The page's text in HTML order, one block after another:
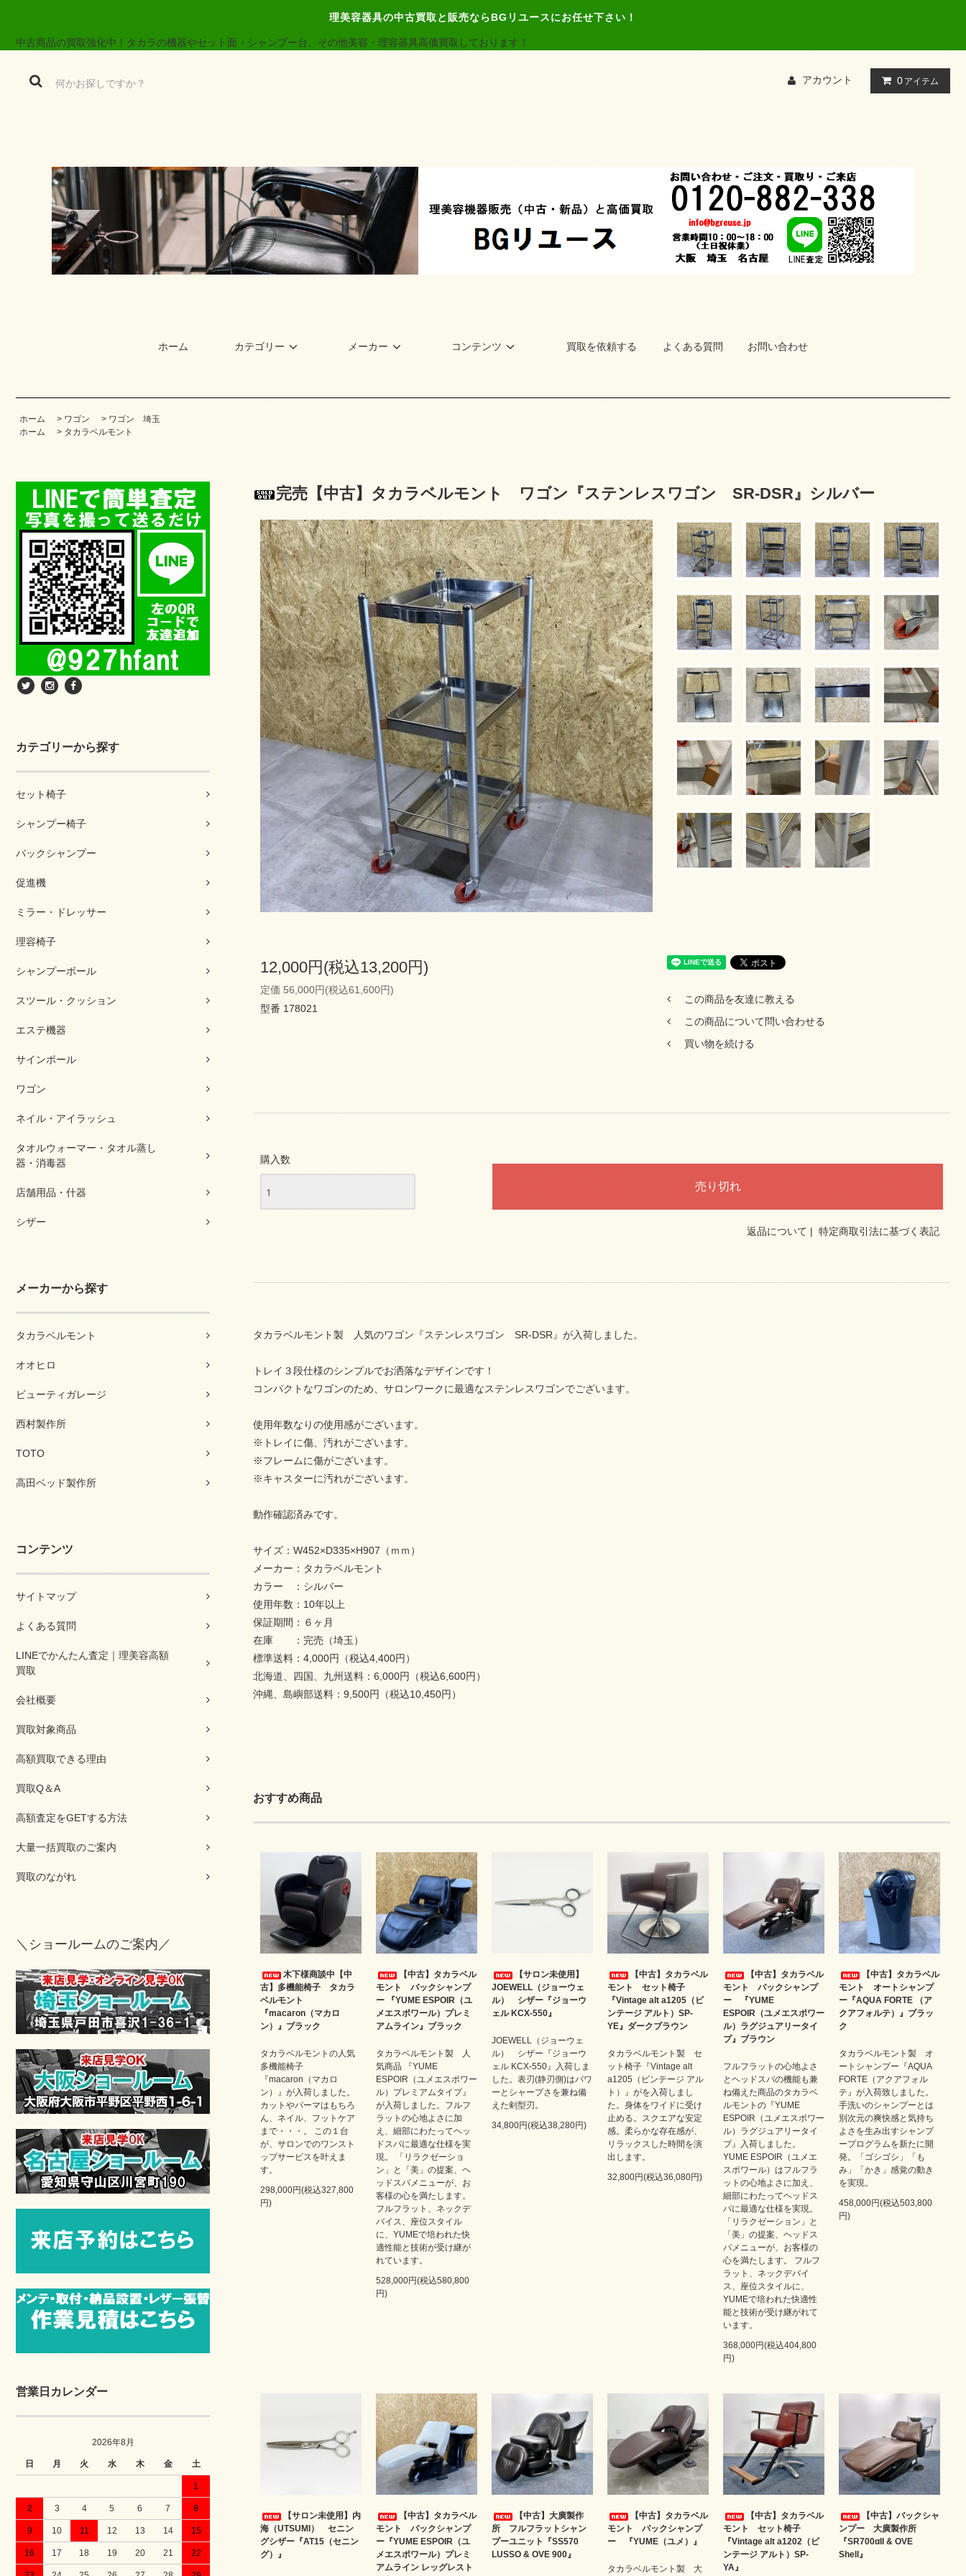
理美容器具の中古買取と販売ならBGリユースにお任せ下さい！
中古商品の買取強化中！タカラの機器やセット面・シャンプー台、その他美容・理容器具高価買取しております！
アカウント 0 アイテム
ホーム カテゴリー メーカー コンテンツ 買取を依頼する よくある質問 お問い合わせ
ホーム > ワゴン > ワゴン 埼玉
ホーム
> タカラベルモント
カテゴリーから探す
セット椅子
シャンプー椅子
バックシャンプー
促進機
ミラー・ドレッサー
理容椅子
シャンプーボール
スツール・クッション
エステ機器
サインポール
ワゴン
ネイル・アイラッシュ
タオルウォーマー・タオル蒸し
器・消毒器
店舗用品・什器
シザー
メーカーから探す
タカラベルモント
オオヒロ
ビューティガレージ
西村製作所
TOTO
高田ベッド製作所
コンテンツ
サイトマップ
よくある質問
LINEでかんたん査定｜理美容高額
買取
会社概要
買取対象商品
高額買取できる理由
買取Q＆A
高額査定をGETする方法
大量一括買取のご案内
買取のながれ
＼ショールームのご案内／
営業日カレンダー
2026年8月
日 月 火 水 木 金 土
1
2 3 4 5 6 7 8
9 10 11 12 13 14 15
16 17 18 19 20 21 22
完売【中古】タカラベルモント ワゴン『ステンレスワゴン SR-DSR』シルバー
12,000円(税込13,200円)
定価 56,000円(税込61,600円)
型番 178021
この商品を友達に教える
この商品について問い合わせる
買い物を続ける
購入数
返品について | 特定商取引法に基づく表記
タカラベルモント製 人気のワゴン『ステンレスワゴン SR-DSR』が入荷しました。
トレイ３段仕様のシンプルでお洒落なデザインです！
コンパクトなワゴンのため、サロンワークに最適なステンレスワゴンでございます。
使用年数なりの使用感がございます。
※トレイに傷、汚れがございます。
※フレームに傷がございます。
※キャスターに汚れがございます。
動作確認済みです。
サイズ：W452×D335×H907（ｍｍ）
メーカー：タカラベルモント
カラー ：シルバー
使用年数：10年以上
保証期間：６ヶ月
在庫 ：完売（埼玉）
標準送料：4,000円（税込4,400円）
北海道、四国、九州送料：6,000円（税込6,600円）
沖縄、島嶼部送料：9,500円（税込10,450円）
おすすめ商品
木下様商談中【中
古】多機能椅子 タカラ
ベルモント
『macaron（マカロ
ン）』ブラック
タカラベルモントの人気
多機能椅子
『macaron（マカロ
ン）』が入荷しました。
カットやパーマはもちろ
ん、ネイル、フットケア
まで・・・。 この１台
が、サロンでのワンスト
ップサービスを叶えま
す。
298,000円(税込327,800
円)
【中古】タカラベル
モント バックシャンプ
ー 『YUME ESPOIR（ユ
メエスポワール）プレミ
アムライン』ブラック
タカラベルモント製 人
気商品 『YUME
ESPOIR（ユメエスポワー
ル）プレミアムタイプ』
が入荷しました。フルフ
ラットの心地よさに加
え、細部にわたってヘッ
ドスパに最適な仕様を実
現。 「リラクゼーショ
ン」と「美」の提案、ヘ
ッドスパメニューが、お
客様の心を満たします。
フルフラット、ネックデ
バイス、座位スタイル
に、YUMEで培われた快
適性能と技術が受け継が
れています。
528,000円(税込580,800
円)
【サロン未使用】
JOEWELL（ジョーウェ
ル） シザー『ジョーウ
ェル KCX-550』
JOEWELL（ジョーウェ
ル） シザー『ジョーウ
ェル KCX-550』入荷しま
した。表刃(静刃側)はパワ
ーとシャープさを兼ね備
えた剣型刃。
34,800円(税込38,280円)
【中古】タカラベル
モント セット椅子
『Vintage alt a1205（ビ
ンテージ アルト）SP-
YE』ダークブラウン
タカラベルモント製 セ
ット椅子『Vintage alt
a1205（ビンテージ アル
ト）』がを入荷しまし
た。身体をワイドに受け
止める。スクエアな安定
感。柔らかな存在感が、
リラックスした時間を演
出します。
32,800円(税込36,080円)
【中古】タカラベル
モント バックシャンプ
ー 『YUME
ESPOIR（ユメエスポワー
ル）ラグジュアリータイ
プ』ブラウン
フルフラットの心地よさ
とヘッドスパの機能も兼
ね備えた商品のタカラベ
ルモントの『YUME
ESPOIR（ユメエスポワー
ル）ラグジュアリータイ
プ』入荷しました。
YUME ESPOIR（ユメエ
スポワール）はフルフラ
ットの心地よさに加え、
細部にわたってヘッドス
パに最適な仕様を実現。
「リラクゼーション」と
「美」の提案、ヘッドス
パメニューが、お客様の
心を満たします。 フルフ
ラット、ネックデバイ
ス、座位スタイルに、
YUMEで培われた快適性
能と技術が受け継がれて
います。
368,000円(税込404,800
円)
【中古】タカラベル
モント オートシャンプ
ー『AQUA FORTE （ア
クアフォルテ）』ブラッ
ク
タカラベルモント製 オ
ートシャンプー『AQUA
FORTE（アクアフォル
テ』が入荷致しました。
手洗いのシャンプーとは
別次元の爽快感と気持ち
よさを生み出すシャンプ
ープログラムを新たに開
発。「ゴシゴシ」「も
み」「かき」感覚の動き
を実現。
458,000円(税込503,800
円)
【サロン未使用】内
海（UTSUMI） セニン
グシザー『AT15（セニン
グ）』
【中古】タカラベル
モント バックシャンプ
ー『YUME ESPOIR（ユ
メエスポワール）プレミ
アムライン レッグレスト
【中古】大廣製作
所 フルフラットシャン
プーユニット『SS570
LUSSO & OVE 900』
【中古】タカラベル
モント バックシャンプ
ー 『YUME（ユメ）』
タカラベルモント製 大
【中古】タカラベル
モント セット椅子
『Vintage alt a1202（ビ
ンテージ アルト）SP-
YA』
【中古】バックシャ
ンプー 大廣製作所
『SR700αII & OVE
Shell』